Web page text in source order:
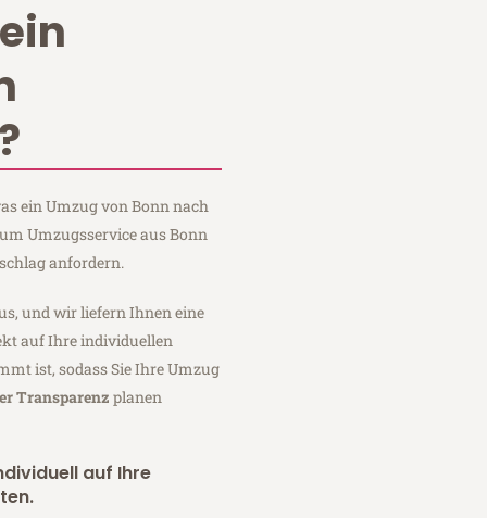
ein Umzug von Bonn nach
Umzugsservice aus Bonn
anfordern.
und wir liefern Ihnen eine
auf Ihre individuellen
ist, sodass Sie Ihre Umzug
Transparenz planen
auf Ihre